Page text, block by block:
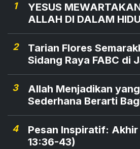
1
YESUS
ALLAH DI DALAM
2
Tarian Flores
Sidang Raya FABC di
3
Allah Menjadikan
Sederhana
4
Pesan Inspiratif:
13:36-43)